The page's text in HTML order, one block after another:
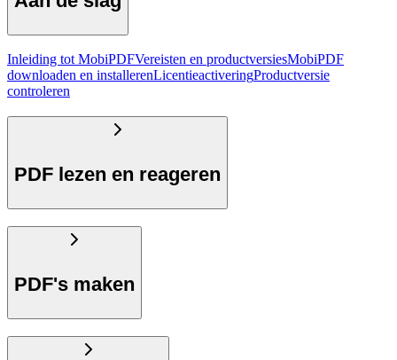
Inleiding tot MobiPDFVereisten en productversiesMobiPDF
downloaden en installerenLicentieactiveringProductversie
controleren
PDF lezen en reageren
PDF's maken